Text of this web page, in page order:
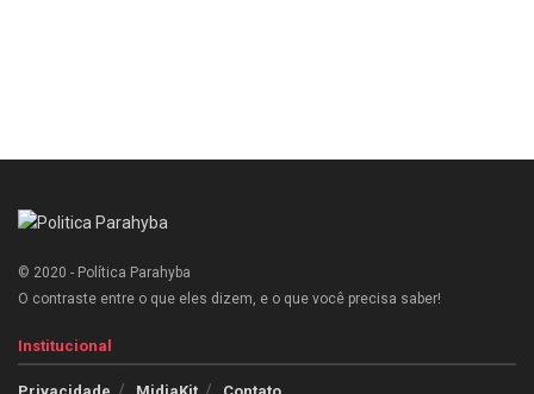
© 2020 - Política Parahyba
O contraste entre o que eles dizem, e o que você precisa saber!
Institucional